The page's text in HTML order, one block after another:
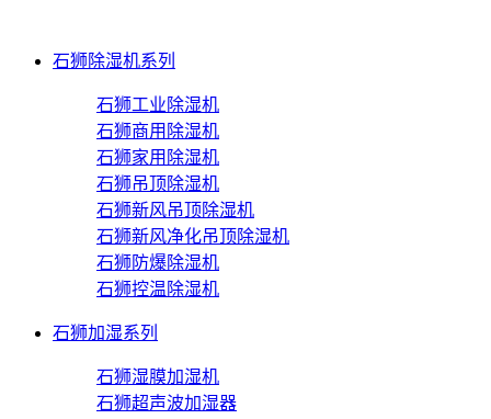
石狮除湿机系列
石狮工业除湿机
石狮商用除湿机
石狮家用除湿机
石狮吊顶除湿机
石狮新风吊顶除湿机
石狮新风净化吊顶除湿机
石狮防爆除湿机
石狮控温除湿机
石狮加湿系列
石狮湿膜加湿机
石狮超声波加湿器